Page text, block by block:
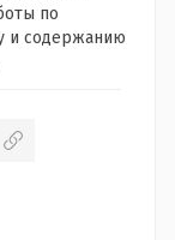
по
и содержанию